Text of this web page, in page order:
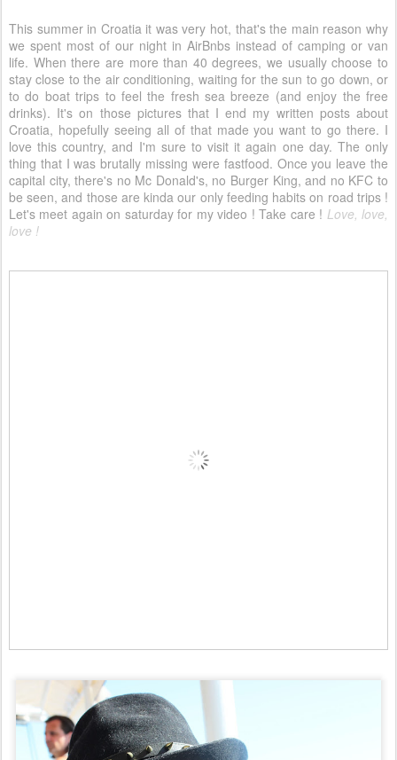
This summer in Croatia it was very hot, that's the main reason why
we spent most of our night in AirBnbs instead of camping or van
life. When there are more than 40 degrees, we usually choose to
stay close to the air conditioning, waiting for the sun to go down, or
to do boat trips to feel the fresh sea breeze (and enjoy the free
drinks). It's on those pictures that I end my written posts about
Croatia, hopefully seeing all of that made you want to go there. I
love this country, and I'm sure to visit it again one day. The only
thing that I was brutally missing were fastfood. Once you leave the
capital city, there's no Mc Donald's, no Burger King, and no KFC to
be seen, and those are kinda our only feeding habits on road trips !
Let's meet again on saturday for my video ! Take care ! Love, love,
love !